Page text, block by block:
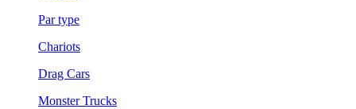
Par type
Chariots
Drag Cars
Monster Trucks